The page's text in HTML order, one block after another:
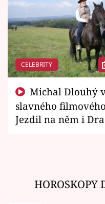
CELEBRITY
slavného
Jezdil na něm i
HOROSKOPY